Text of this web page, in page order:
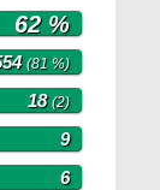
62 %
(81 %)
18(2)
9
6